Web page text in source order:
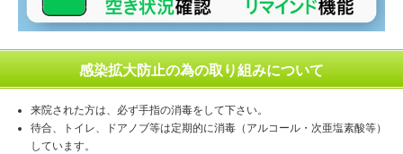
感染拡大防止の為の取り組みについて
来院された方は、必ず手指の消毒をして下さい。
待合、トイレ、ドアノブ等は定期的に消毒（アルコール・次亜塩素酸等）
しています。